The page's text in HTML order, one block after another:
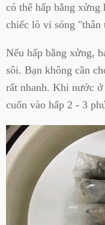
có thể hấp bằng xửng
chiếc lò vi sóng "thân
Nếu hấp bằng xửng,
sôi. Bạn không cần
rất nhanh. Khi nước
cuốn vào hấp 2 - 3